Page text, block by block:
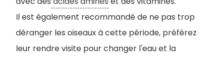
Il est également recommandé de ne pas trop
déranger les oiseaux à cette période, préférez
leur rendre visite pour changer l'eau et la